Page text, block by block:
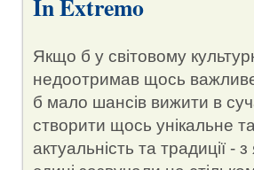
In Extremo
Якщо б у світовому
недоотримав щось
б мало шансів вижити в
створити щось унікальне
актуальність та традиції -